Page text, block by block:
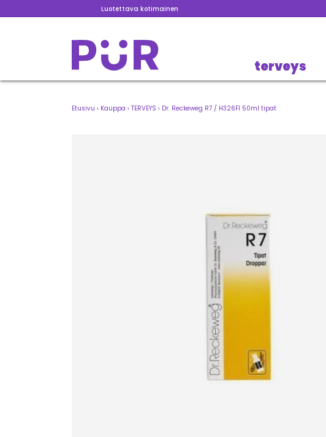
Luotettava kotimainen
terveys
Etusivu › Kauppa › TERVEYS › Dr. Reckeweg R7 / H326FI 50ml tipat